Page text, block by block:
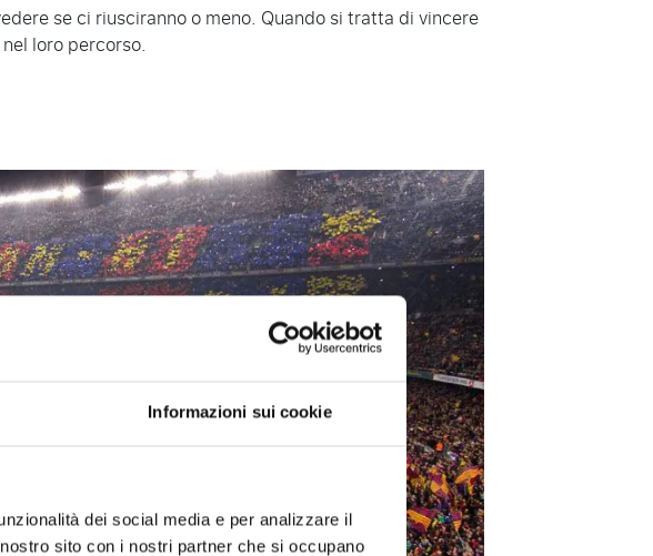
Informazioni sui cookie
dei social media e per analizzare il
sito con i nostri partner che si occupano
se ci riusciranno o meno. Quando si tratta di vincere
loro percorso.